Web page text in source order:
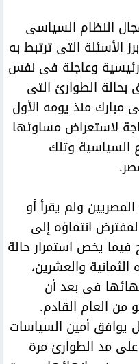
النظام السياسى
التى ترتبط به
وعاجلة فى نفس
الطوارئ التى
منذ يومه الأول
لاستعراض مساوئها
السياسية وتلك
ولم يقرأ أو
انتماؤه إلى
فيما يخص استمرار حالة
والعشرين،
فى بعد أن
من العام القادم.
يوافق أمين السياسات
مد الطوارئ مرة